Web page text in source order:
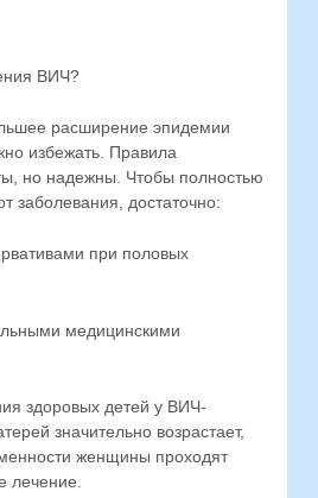
ВИЧ?
расширение эпидемии
избежать. Правила
но надежны. Чтобы полностью
заболевания, достаточно:
при половых
медицинскими
здоровых детей у ВИЧ-
значительно возрастает,
женщины проходят
лечение.